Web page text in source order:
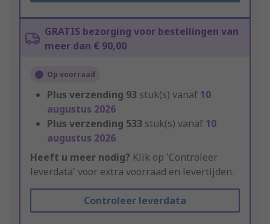
GRATIS bezorging voor bestellingen van
meer dan € 90,00
Op voorraad
Plus verzending 93 stuk(s) vanaf 10
augustus 2026
Plus verzending 533 stuk(s) vanaf 10
augustus 2026
Heeft u meer nodig? Klik op 'Controleer
leverdata' voor extra voorraad en levertijden.
Controleer leverdata